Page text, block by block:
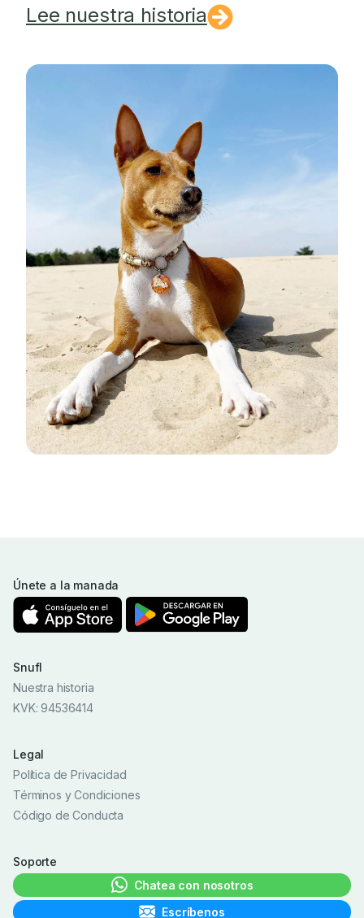
Lee nuestra historia
Únete a la manada
Snufl
Nuestra historia
KVK: 94536414
Legal
Política de Privacidad
Términos y Condiciones
Código de Conducta
Soporte
Chatea con nosotros
Escríbenos